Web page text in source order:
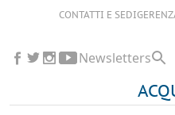
CONTATTI E SEDI
Newsletters